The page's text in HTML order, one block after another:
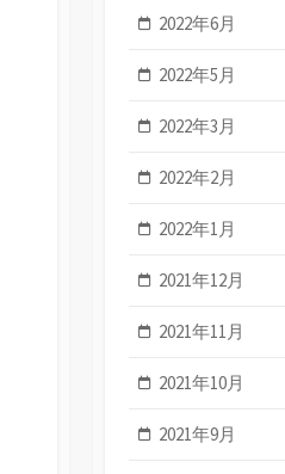
2022年6月
2022年5月
2022年3月
2022年2月
2022年1月
2021年12月
2021年11月
2021年10月
2021年9月